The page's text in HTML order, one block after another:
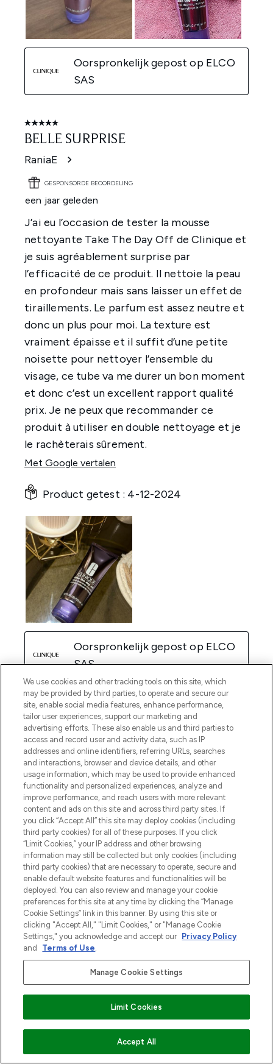
NIET OP VOORRAAD
MELD JE AAN VOOR ONZE NIEUWSBRIEF
AANMELDEN
We use cookies and other tracking tools on this site, which
may be provided by third parties, to operate and secure our
site, enable social media features, enhance performance,
tailor user experiences, support our marketing and
advertising efforts. These also enable us and third parties to
access and record user and activity data, such as IP
addresses and online identifiers, referring URLs, searches
and interactions, browser and device details, and other
usage information, which may be used to provide enhanced
functionality and personalized experiences, analyze and
improve performance, and reach users with more relevant
content and ads on this site and across third party sites. If
you click “Accept All” this site may deploy cookies (including
third party cookies) for all of these purposes. If you click
“Limit Cookies,” your IP address and other browsing
information may still be collected but only cookies (including
third party cookies) that are necessary to operate, secure and
enable default website features and functionalities will be
deployed. You can also review and manage your cookie
preferences for this site at any time by clicking the “Manage
Cookie Settings” link in this banner. By using this site or
clicking "Accept All," "Limit Cookies," or "Manage Cookie
Settings," you acknowledge and accept our Privacy Policy
and
Terms of Use.
Manage Cookie Settings
Limit Cookies
Accept All